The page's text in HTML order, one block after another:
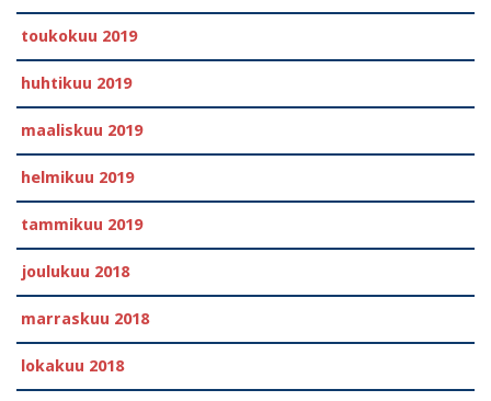
toukokuu 2019
huhtikuu 2019
maaliskuu 2019
helmikuu 2019
tammikuu 2019
joulukuu 2018
marraskuu 2018
lokakuu 2018